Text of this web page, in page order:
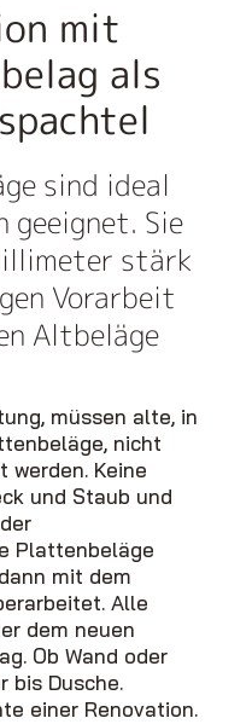
mit
als
sind ideal
geeignet. Sie
stärk
Vorarbeit
Altbeläge
müssen alte, in
nicht
Keine
und Staub und
Plattenbeläge
mit dem
Alle
dem neuen
Ob Wand oder
bis Dusche.
einer Renovation.